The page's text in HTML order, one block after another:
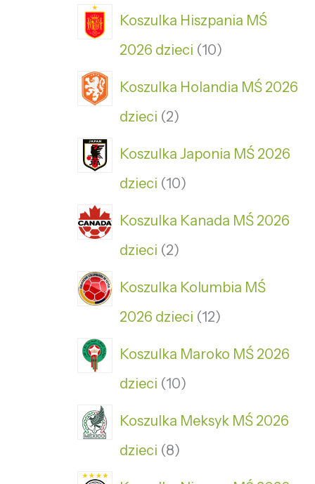
Koszulka Hiszpania MŚ
2026 dzieci 10
Koszulka Holandia MŚ 2026
dzieci 2
Koszulka Japonia MŚ 2026
dzieci 10
Koszulka Kanada MŚ 2026
dzieci 2
Koszulka Kolumbia MŚ
2026 dzieci 12
Koszulka Maroko MŚ 2026
dzieci 10
Koszulka Meksyk MŚ 2026
dzieci 8